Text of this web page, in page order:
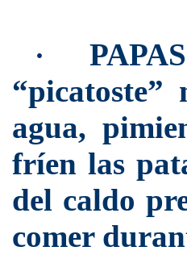
·
agua,
fríen las
del caldo
comer